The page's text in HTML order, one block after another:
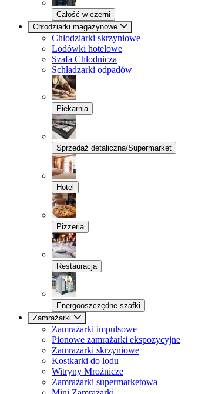
Całość w czerni
Chłodziarki magazynowe
Chłodziarki skrzyniowe
Lodówki hotelowe
Szafa Chłodnicza
Schładzarki odpadów
Piekarnia
Sprzedaż detaliczna/Supermarket
Hotel
Pizzeria
Restauracja
Energooszczędne szafki
Zamrażarki
Zamrażarki impulsowe
Pionowe zamrażarki ekspozycyjne
Zamrażarki skrzyniowe
Kostkarki do lodu
Witryny Mroźnicze
Zamrażarki supermarketowa